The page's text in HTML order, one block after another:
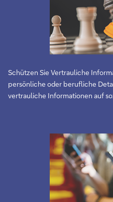
Schützen Sie Vertrauliche
persönliche oder berufliche
vertrauliche Informationen auf